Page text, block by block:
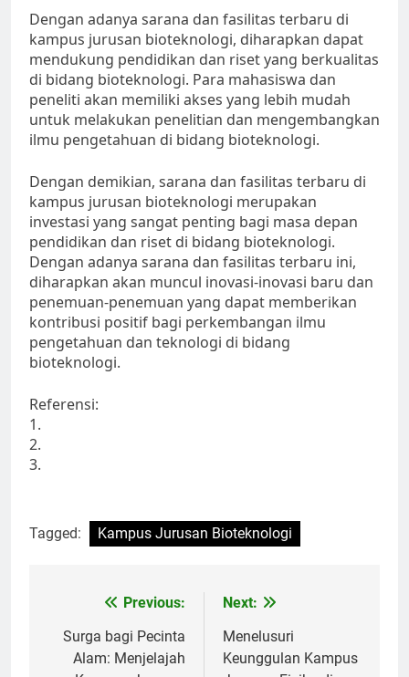
Dengan adanya sarana dan fasilitas terbaru di
kampus jurusan bioteknologi, diharapkan dapat
mendukung pendidikan dan riset yang berkualitas
di bidang bioteknologi. Para mahasiswa dan
peneliti akan memiliki akses yang lebih mudah
untuk melakukan penelitian dan mengembangkan
ilmu pengetahuan di bidang bioteknologi.
Dengan demikian, sarana dan fasilitas terbaru di
kampus jurusan bioteknologi merupakan
investasi yang sangat penting bagi masa depan
pendidikan dan riset di bidang bioteknologi.
Dengan adanya sarana dan fasilitas terbaru ini,
diharapkan akan muncul inovasi-inovasi baru dan
penemuan-penemuan yang dapat memberikan
kontribusi positif bagi perkembangan ilmu
pengetahuan dan teknologi di bidang
bioteknologi.
Referensi:
1.
2.
3.
Tagged: Kampus Jurusan Bioteknologi
navigation
Previous:
Surga bagi Pecinta
Alam: Menjelajah
Next:
Menelusuri
Keunggulan Kampus